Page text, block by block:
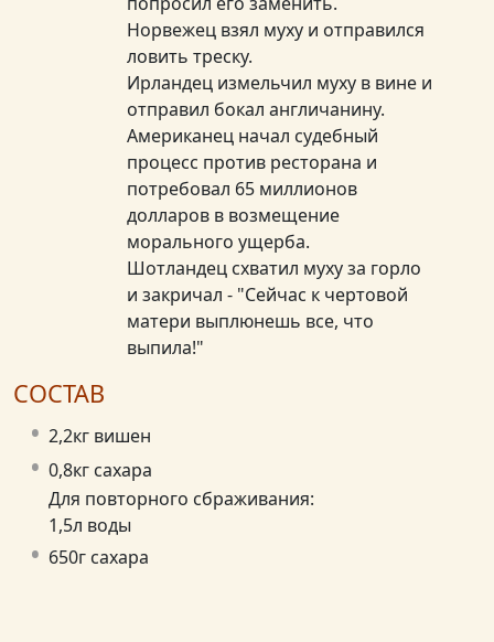
Норвежец взял муху и отправился
ловить треску.
Ирландец измельчил муху в вине и
отправил бокал англичанину.
Американец начал судебный
процесс против ресторана и
потребовал 65 миллионов
долларов в возмещение
морального ущерба.
Шотландец схватил муху за горло
и закричал - "Сейчас к чертовой
матери выплюнешь все, что
выпила!"
СОСТАВ
2,2кг вишен
0,8кг сахара
Для повторного сбраживания:
1,5л воды
650г сахара